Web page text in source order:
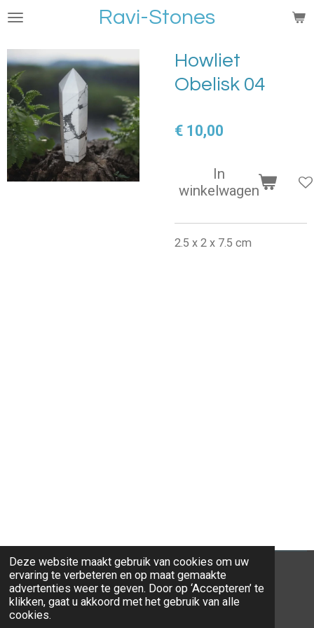
Deze website maakt gebruik van cookies om uw
ervaring te verbeteren en op maat gemaakte
advertenties weer te geven. Door op ‘Accepteren’ te
klikken, gaat u akkoord met het gebruik van alle
cookies.
Ga
naar
de
hoofdinhoud
Ravi-Stones
Howliet
Obelisk 04
€ 10,00
In
winkelwagen
2.5 x 2 x 7.5 cm
© 2026 Ravi-Stones